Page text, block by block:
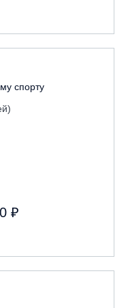
Северина»
вейк парк Boardberry
Долина»
спорту
₽